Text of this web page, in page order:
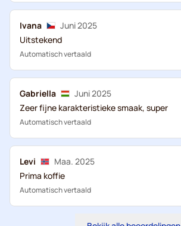
Ivana
Juni 2025
Uitstekend
Automatisch vertaald
Gabriella
Juni 2025
Zeer fijne karakteristieke smaak, super
Automatisch vertaald
Levi
Maa. 2025
Prima koffie
Automatisch vertaald